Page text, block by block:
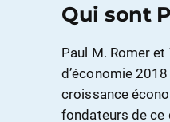
Qui sont
Paul M. Romer
d’économie
croissance
fondateurs de ce